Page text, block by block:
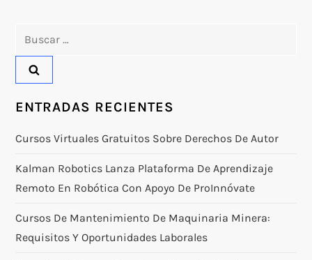
ENTRADAS RECIENTES
Cursos Virtuales Gratuitos Sobre Derechos De Autor
Kalman Robotics Lanza Plataforma De Aprendizaje
Remoto En Robótica Con Apoyo De ProInnóvate
Cursos De Mantenimiento De Maquinaria Minera:
Requisitos Y Oportunidades Laborales